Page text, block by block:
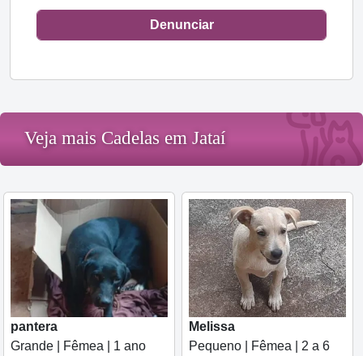
Denunciar
Veja mais Cadelas em Jataí
pantera
Grande | Fêmea | 1 ano
Melissa
Pequeno | Fêmea | 2 a 6